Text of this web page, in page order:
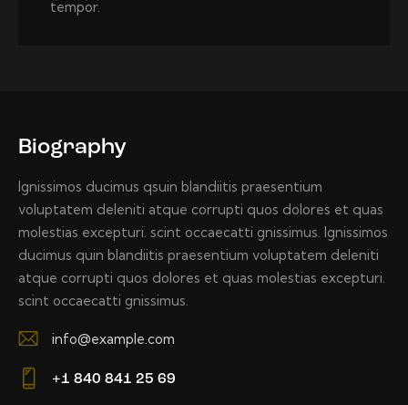
tempor.
Biography
Ignissimos ducimus qsuin blandiitis praesentium
voluptatem deleniti atque corrupti quos dolores et quas
molestias excepturi. scint occaecatti gnissimus. Ignissimos
ducimus quin blandiitis praesentium voluptatem deleniti
atque corrupti quos dolores et quas molestias excepturi.
scint occaecatti gnissimus.
E-
m
info@example.com
+1 840 841 25 69